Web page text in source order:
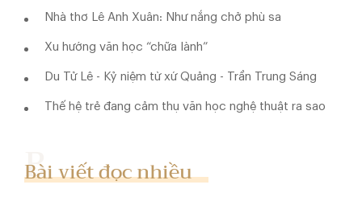
Nhà thơ Lê Anh Xuân: Như nắng chở phù sa
Xu hướng văn học “chữa lành”
Du Tử Lê - Kỷ niệm từ xứ Quảng - Trần Trung Sáng
Thế hệ trẻ đang cảm thụ văn học nghệ thuật ra sao
Bài viết đọc nhiều